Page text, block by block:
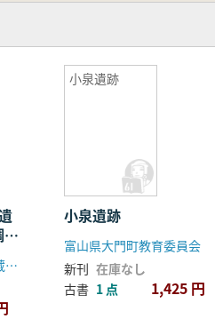
富山県文化振興財団埋蔵文化財調査事務所
小泉遺跡
小泉遺跡
富山県大門町教育委員会
新刊 在庫なし
古書 1 点 1,425 円